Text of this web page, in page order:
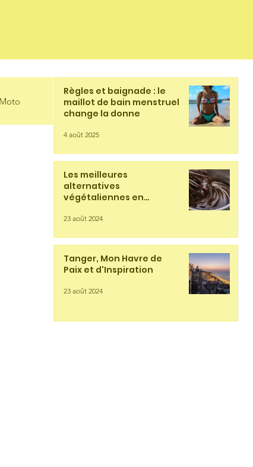
Règles et baignade : le
maillot de bain menstruel
change la donne
4 août 2025
Les meilleures
alternatives
végétaliennes en
23 août 2024
Tanger, Mon Havre de
Paix et d'Inspiration
23 août 2024